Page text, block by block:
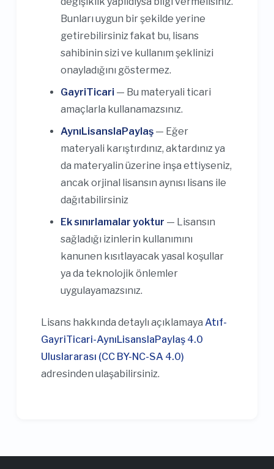
Bunları uygun bir şekilde yerine
getirebilirsiniz fakat bu, lisans
sahibinin sizi ve kullanım şeklinizi
onayladığını göstermez.
GayriTicari — Bu materyali ticari
amaçlarla kullanamazsınız.
AynıLisanslaPaylaş — Eğer
materyali karıştırdınız, aktardınız ya
da materyalin üzerine inşa ettiyseniz,
ancak orjinal lisansın aynısı lisans ile
dağıtabilirsiniz
Ek sınırlamalar yoktur — Lisansın
sağladığı izinlerin kullanımını
kanunen kısıtlayacak yasal koşullar
ya da teknolojik önlemler
uygulayamazsınız.
Lisans hakkında detaylı açıklamaya Atıf-
GayriTicari-AynıLisanslaPaylaş 4.0
Uluslararası (CC BY-NC-SA 4.0)
adresinden ulaşabilirsiniz.